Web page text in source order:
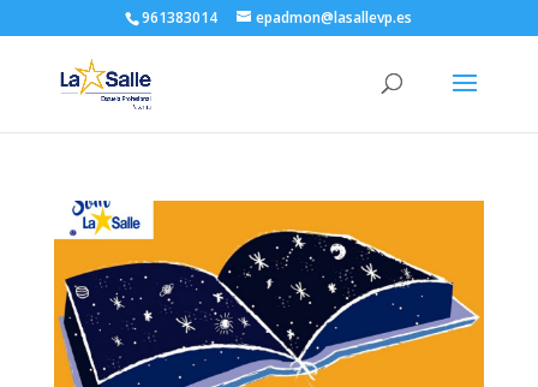
961383014 epadmon@lasallevp.es